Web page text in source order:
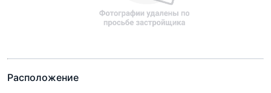
Расположение